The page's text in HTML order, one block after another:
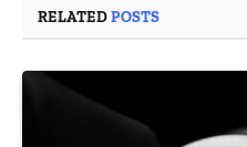
RELATEDPOSTS